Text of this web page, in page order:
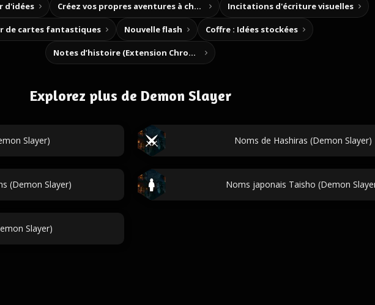
d'idées Créez vos propres aventures à choix Incitations d'écriture visuelles
de cartes fantastiques Nouvelle flash Coffre : Idées stockées
Notes d’histoire (Extension Chrome)
Explorez plus de Demon Slayer
Slayer) Noms de Hashiras (Demon Slayer)
(Demon Slayer) Noms japonais Taisho (Demon
Slayer)